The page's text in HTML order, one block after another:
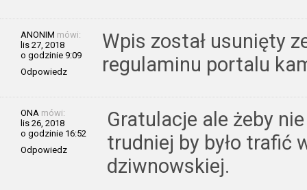
ANONIM mówi:
lis 27, 2018
o godzinie 9:09
Odpowiedz
Wpis został usunięty
regulaminu portalu
ONA mówi:
lis 26, 2018
o godzinie 16:52
Odpowiedz
Gratulacje ale żeby
trudniej by było trafić
dziwnowskiej.